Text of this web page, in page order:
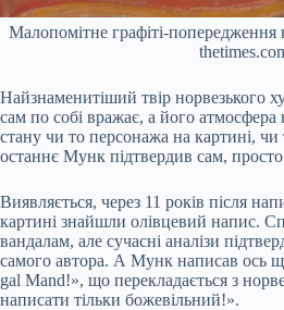
Малопомітне графіті-попередження
Найзнаменитіший твір норвезького
сам по собі вражає, а його атмосфера
стану чи то персонажа на картині,
останнє Мунк підтвердив сам,
Виявляється, через 11 років після
картині знайшли олівцевий напис.
вандалам, але сучасні аналізи
самого автора. А Мунк написав ось
gal Mand!», що перекладається з
написати тільки божевільний!».